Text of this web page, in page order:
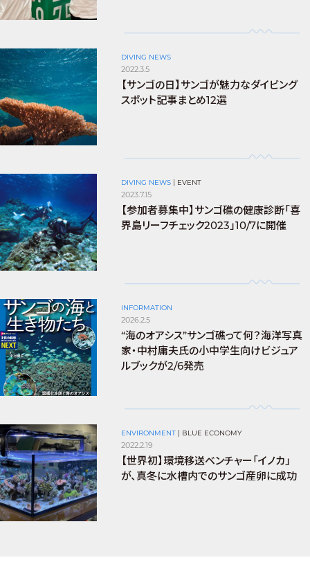
DIVING NEWS
2022.3.5
【サンゴの日】サンゴが魅力なダイビング
スポット記事まとめ12選
DIVING NEWS | EVENT
2023.7.15
【参加者募集中】サンゴ礁の健康診断「喜
界島リーフチェック2023」10/7に開催
INFORMATION
2026.2.5
“海のオアシス”サンゴ礁って何？海洋写真
家・中村庸夫氏の小中学生向けビジュア
ルブックが2/6発売
ENVIRONMENT | BLUE ECONOMY
2022.2.19
【世界初】環境移送ベンチャー「イノカ」
が、真冬に水槽内でのサンゴ産卵に成功